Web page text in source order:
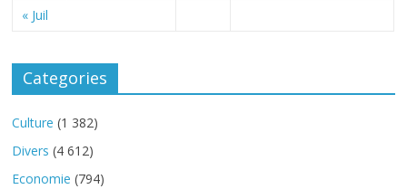
« Juil
Categories
Culture (1 382)
Divers (4 612)
Economie (794)